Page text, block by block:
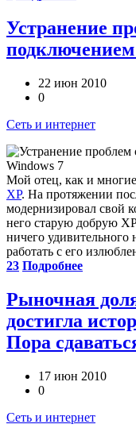
Устранение
22 июн 2010
0
Сеть и интернет
Мой отец, как и
XP. На протяжении
модернизировал свой
него старую добрую
ничего
работать с его
23 Подробнее
Рыночная
достигла
Пора
17 июн 2010
0
Сеть и интернет